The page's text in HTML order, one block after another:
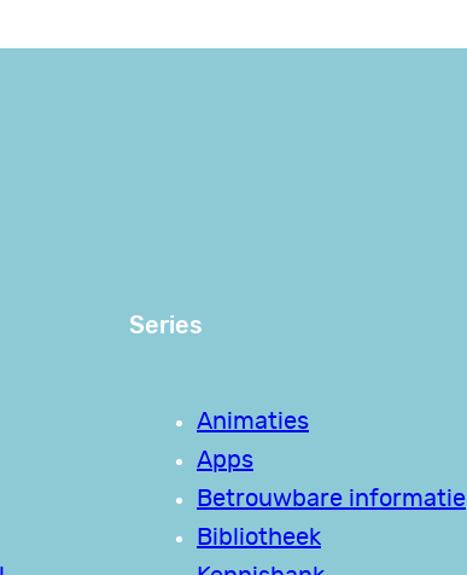
Series
Animaties
Apps
Betrouwbare informatie
Bibliotheek